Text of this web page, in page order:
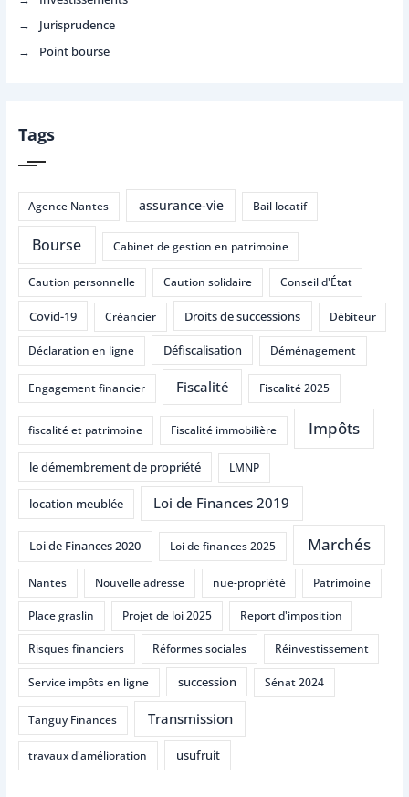
Jurisprudence
Point bourse
Tags
Agence Nantes assurance-vie Bail locatif
Bourse Cabinet de gestion en patrimoine
Caution personnelle Caution solidaire Conseil d'État
Covid-19 Créancier Droits de successions Débiteur
Déclaration en ligne Défiscalisation Déménagement
Engagement financier Fiscalité Fiscalité 2025
fiscalité et patrimoine Fiscalité immobilière Impôts
le démembrement de propriété LMNP
location meublée Loi de Finances 2019
Loi de Finances 2020 Loi de finances 2025 Marchés
Nantes Nouvelle adresse nue-propriété Patrimoine
Place graslin Projet de loi 2025 Report d'imposition
Risques financiers Réformes sociales Réinvestissement
Service impôts en ligne succession Sénat 2024
Tanguy Finances Transmission
travaux d'amélioration usufruit